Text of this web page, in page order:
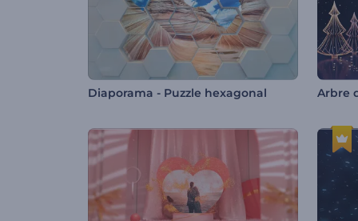
Diaporama - Puzzle hexagonal